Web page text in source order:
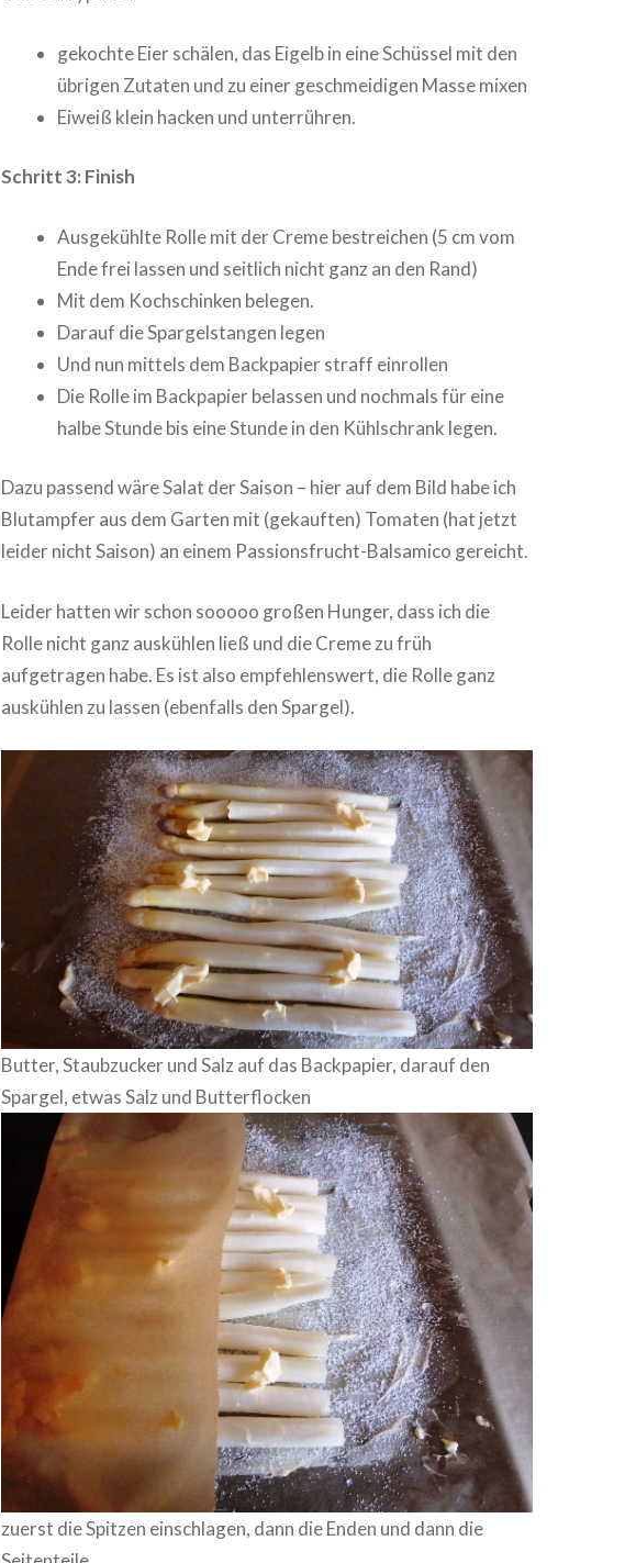
gekochte Eier schälen, das Eigelb in eine Schüssel mit den
übrigen Zutaten und zu einer geschmeidigen Masse mixen
Eiweiß klein hacken und unterrühren.
Schritt 3: Finish
Ausgekühlte Rolle mit der Creme bestreichen (5 cm vom
Ende frei lassen und seitlich nicht ganz an den Rand)
Mit dem Kochschinken belegen.
Darauf die Spargelstangen legen
Und nun mittels dem Backpapier straff einrollen
Die Rolle im Backpapier belassen und nochmals für eine
halbe Stunde bis eine Stunde in den Kühlschrank legen.
Dazu passend wäre Salat der Saison – hier auf dem Bild habe ich
Blutampfer aus dem Garten mit (gekauften) Tomaten (hat jetzt
leider nicht Saison) an einem Passionsfrucht-Balsamico gereicht.
Leider hatten wir schon sooooo großen Hunger, dass ich die
Rolle nicht ganz auskühlen ließ und die Creme zu früh
aufgetragen habe. Es ist also empfehlenswert, die Rolle ganz
auskühlen zu lassen (ebenfalls den Spargel).
Butter, Staubzucker und Salz auf das Backpapier, darauf den
Spargel, etwas Salz und Butterflocken
zuerst die Spitzen einschlagen, dann die Enden und dann die